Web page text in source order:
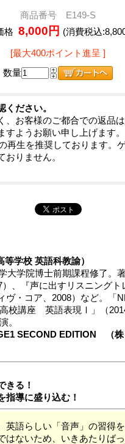
商品番号 E149-S
格 8,000円 (消費税込
[最大400ポイント進呈 ]
数量
ください。
お客様のご都合での返品
ようお願い申し上げます。
再生を推奨しております。
おりません。
学校 英語科教諭）
大学院博士前期課程修了。
、『声に出すリスニング
ヴ・コア、2008）など。
校講座 英語表現Ⅰ」（
。
SECOND EDITION （
きる！
導に盛り込む！
英語らしい「音声」の習得
ないため、いきあたりば